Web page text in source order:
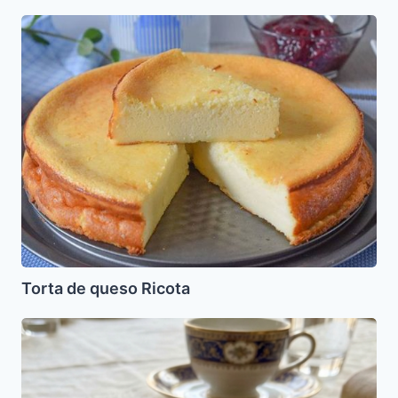
Torta
de
queso
Ricota
Torta de queso Ricota
Cake
de
Almendras
para